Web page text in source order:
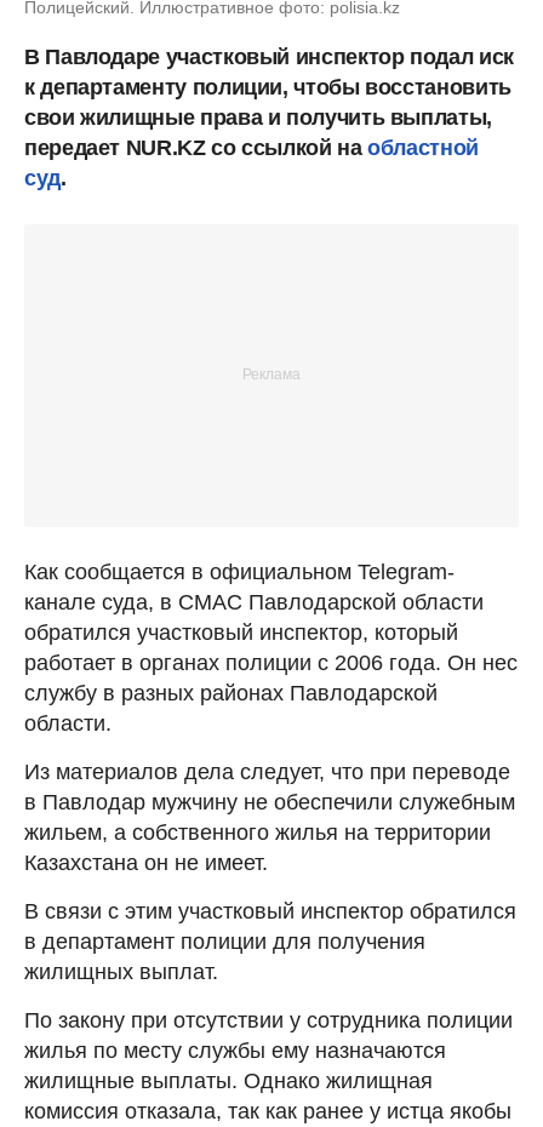
Полицейский. Иллюстративное фото: polisia.kz
В Павлодаре участковый инспектор подал иск
к департаменту полиции, чтобы восстановить
свои жилищные права и получить выплаты,
передает NUR.KZ со ссылкой наобластной
суд.
Как сообщается в официальном Telegram-
канале суда, в СМАС Павлодарской области
обратился участковый инспектор, который
работает в органах полиции с 2006 года. Он нес
службу в разных районах Павлодарской
области.
Из материалов дела следует, что при переводе
в Павлодар мужчину не обеспечили служебным
жильем, а собственного жилья на территории
Казахстана он не имеет.
В связи с этим участковый инспектор обратился
в департамент полиции для получения
жилищных выплат.
По закону при отсутствии у сотрудника полиции
жилья по месту службы ему назначаются
жилищные выплаты. Однако жилищная
комиссия отказала, так как ранее у истца якобы